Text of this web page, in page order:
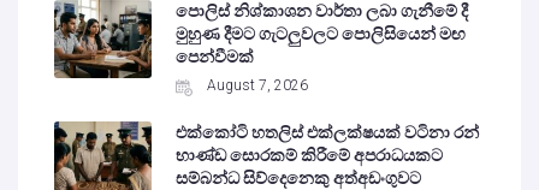
පොලිස් නිශ්කාශන වාර්තා ලබා ගැනීමේ දී
මුහුණ දීමට ගැටලුවලට පොලිසියෙන් මඟ
පෙන්වීමක්
August 7, 2026
එක්කෝටි හතලිස් එක්ලක්ෂයක් වටිනා රන්
භාණ්ඩ සොරකම් කිරීමේ අපරාධයකට
සම්බන්ධ සිව්දෙනෙකු අත්අඩංගුවට